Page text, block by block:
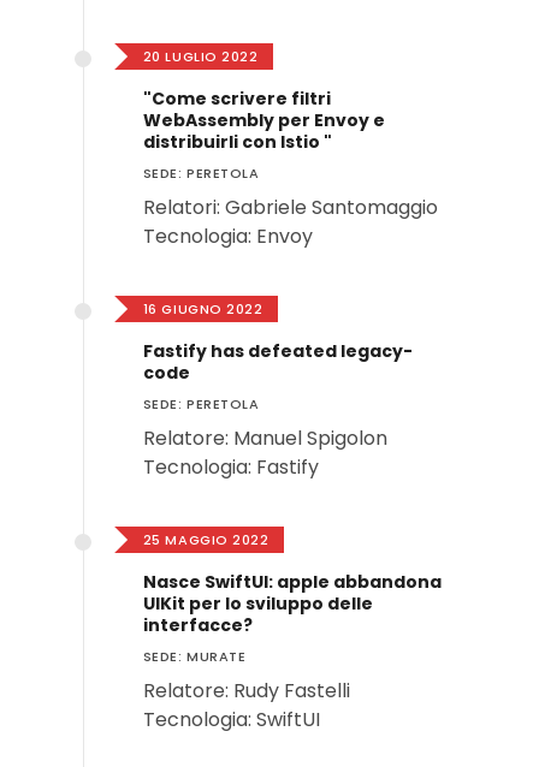
20 LUGLIO 2022
"Come scrivere filtri
WebAssembly per Envoy e
distribuirli con Istio "
SEDE: PERETOLA
Relatori: Gabriele Santomaggio
Tecnologia: Envoy
16 GIUGNO 2022
Fastify has defeated legacy-
code
SEDE: PERETOLA
Relatore: Manuel Spigolon
Tecnologia: Fastify
25 MAGGIO 2022
Nasce SwiftUI: apple abbandona
UIKit per lo sviluppo delle
interfacce?
SEDE: MURATE
Relatore: Rudy Fastelli
Tecnologia: SwiftUI